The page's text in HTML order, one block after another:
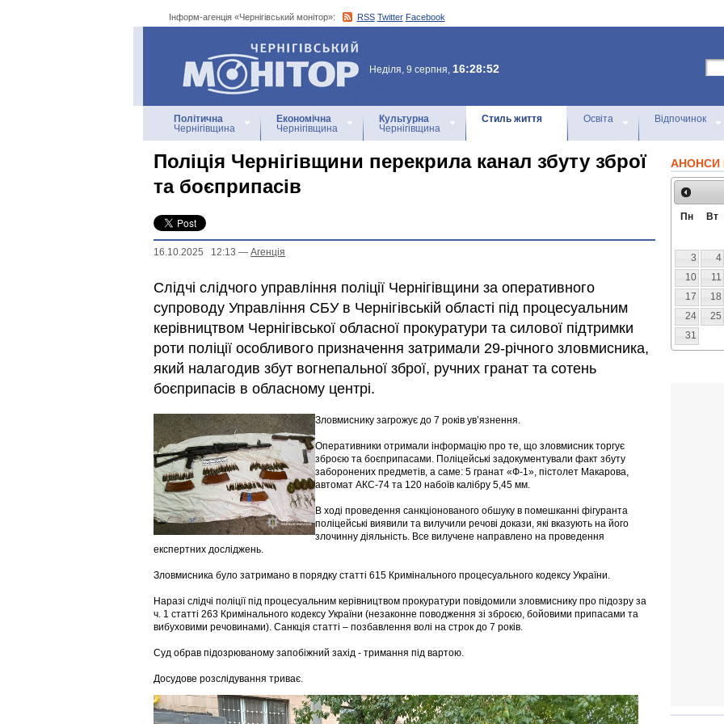
Інформ-агенція «Чернігівський монітор»: RSS Twitter Facebook
Інформ-агенція
«Чернігівський монітор»
Неділя, 9 серпня, 16:28:52
Політична
Чернігівщина
Економічна
Чернігівщина
Культурна
Чернігівщина
Стиль життя Освіта Відпочинок
Поліція Чернігівщини перекрила канал збуту зброї
та боєприпасів
16.10.2025 12:13 — Агенцiя
Слідчі слідчого управління поліції Чернігівщини за оперативного
супроводу Управління СБУ в Чернігівській області під процесуальним
керівництвом Чернігівської обласної прокуратури та силової підтримки
роти поліції особливого призначення затримали 29-річного зловмисника,
який налагодив збут вогнепальної зброї, ручних гранат та сотень
боєприпасів в обласному центрі.
Зловмиснику загрожує до 7 років ув’язнення.
Оперативники отримали інформацію про те, що зловмисник торгує
зброєю та боєприпасами. Поліцейські задокументували факт збуту
заборонених предметів, а саме: 5 гранат «Ф-1», пістолет Макарова,
автомат АКС-74 та 120 набоїв калібру 5,45 мм.
В ході проведення санкціонованого обшуку в помешканні фігуранта
поліцейські виявили та вилучили речові докази, які вказують на його
злочинну діяльність. Все вилучене направлено на проведення
експертних досліджень.
Зловмисника було затримано в порядку статті 615 Кримінального процесуального кодексу України.
Наразі слідчі поліції під процесуальним керівництвом прокуратури повідомили зловмиснику про підозру за
ч. 1 статті 263 Кримінального кодексу України (незаконне поводження зі зброєю, бойовими припасами та
вибуховими речовинами). Санкція статті – позбавлення волі на строк до 7 років.
Суд обрав підозрюваному запобіжний захід - тримання під вартою.
Досудове розслідування триває.
АНОНСИ
Пн Вт
3
4
10
11
17
18
24
25
31